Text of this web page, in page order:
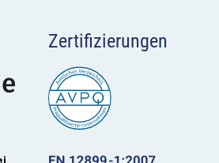
Zertifizierungen